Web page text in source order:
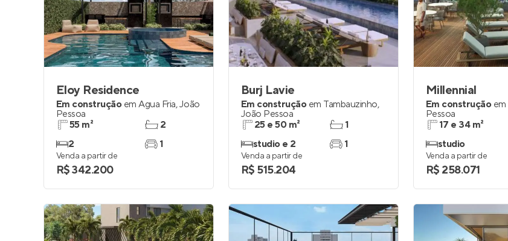
Eloy Residence
Em construção em Água Fria,João
Pessoa
55 m²
2
2
1
Venda a partir de
R$ 342.200
Burj Lavie
Em construção em Tambauzinho,
João Pessoa
25 e 50 m²
studio e 2
1
1
Venda a partir de
R$ 515.204
Millennial
Em construção em
Pessoa
17 e 34 m²
studio
Venda a partir de
R$ 258.071